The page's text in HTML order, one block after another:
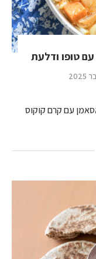
טופו ודלעת
עם קרם קוקוס